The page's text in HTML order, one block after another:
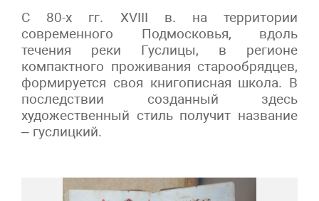
С 80-х гг. XVIII в. на территории
современного Подмосковья, вдоль
течения реки Гуслицы, в регионе
компактного проживания старообрядцев,
формируется своя книгописная школа. В
последствии созданный здесь
художественный стиль получит название
– гуслицкий.